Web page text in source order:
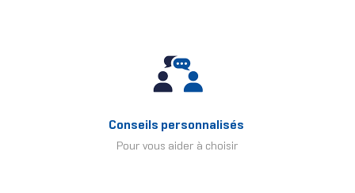
Conseils personnalisés
Pour vous aider à choisir